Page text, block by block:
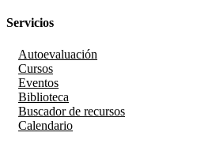
Servicios
Autoevaluación
Cursos
Eventos
Biblioteca
Buscador de recursos
Calendario